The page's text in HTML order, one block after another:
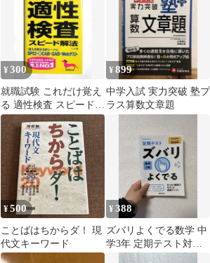
¥300
就職試験 これだけ覚え
る 適性検査 スピード解
法 ’14年版 （赤シート
付き）
¥899
中学入試 実力突破 塾プ
ラス算数文章題
¥500
ことばはちからダ！ 現
代文キーワード
¥388
ズバリよくでる数学 中
学3年 定期テスト対策
高校受験対策 入試対策